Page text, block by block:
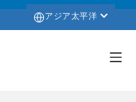
アジア太平洋